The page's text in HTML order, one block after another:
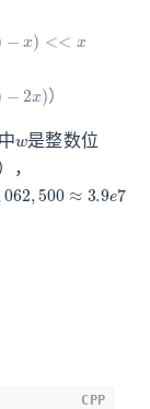
）
是整数位
，062
CPP